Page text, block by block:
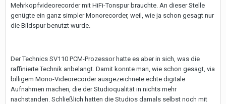
Mehrkopfvideorecorder mit HiFi-Tonspur brauchte. An dieser Stelle
genügte ein ganz simpler Monorecorder, weil, wie ja schon gesagt nur
die Bildspur benutzt wurde.
Der Technics SV110 PCM-Prozessor hatte es aber in sich, was die
raffinierte Technik anbelangt. Damit konnte man, wie schon gesagt, via
billigem Mono-Videorecorder ausgezeichnete echte digitale
Aufnahmen machen, die der Studioqualität in nichts mehr
nachstanden. Schließlich hatten die Studios damals selbst noch mit